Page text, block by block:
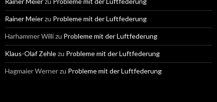
Rainer Meierzu Probleme mit der Luftfederung
Harhammer Willizu Probleme mit der Luftfederung
Klaus-Olaf Zehlezu Probleme mit der Luftfederung
Hagmaier Wernerzu Probleme mit der Luftfederung